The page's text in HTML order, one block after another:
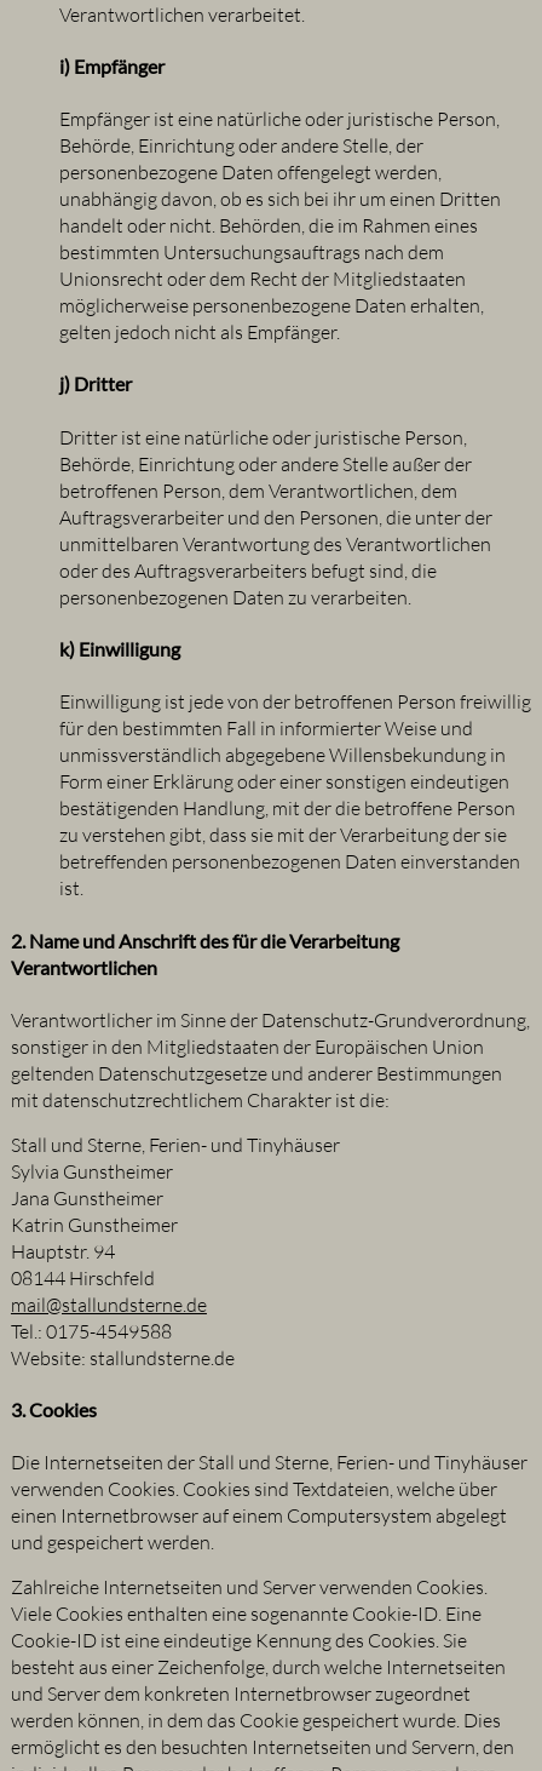
Verantwortlichen verarbeitet.
i) Empfänger
Empfänger ist eine natürliche oder juristische Person,
Behörde, Einrichtung oder andere Stelle, der
personenbezogene Daten offengelegt werden,
unabhängig davon, ob es sich bei ihr um einen Dritten
handelt oder nicht. Behörden, die im Rahmen eines
bestimmten Untersuchungsauftrags nach dem
Unionsrecht oder dem Recht der Mitgliedstaaten
möglicherweise personenbezogene Daten erhalten,
gelten jedoch nicht als Empfänger.
j) Dritter
Dritter ist eine natürliche oder juristische Person,
Behörde, Einrichtung oder andere Stelle außer der
betroffenen Person, dem Verantwortlichen, dem
Auftragsverarbeiter und den Personen, die unter der
unmittelbaren Verantwortung des Verantwortlichen
oder des Auftragsverarbeiters befugt sind, die
personenbezogenen Daten zu verarbeiten.
k) Einwilligung
Einwilligung ist jede von der betroffenen Person freiwillig
für den bestimmten Fall in informierter Weise und
unmissverständlich abgegebene Willensbekundung in
Form einer Erklärung oder einer sonstigen eindeutigen
bestätigenden Handlung, mit der die betroffene Person
zu verstehen gibt, dass sie mit der Verarbeitung der sie
betreffenden personenbezogenen Daten einverstanden
ist.
2. Name und Anschrift des für die Verarbeitung
Verantwortlichen
Verantwortlicher im Sinne der Datenschutz-Grundverordnung,
sonstiger in den Mitgliedstaaten der Europäischen Union
geltenden Datenschutzgesetze und anderer Bestimmungen
mit datenschutzrechtlichem Charakter ist die:
Stall und Sterne, Ferien- und Tinyhäuser
Sylvia Gunstheimer
Jana Gunstheimer
Katrin Gunstheimer
Hauptstr. 94
08144 Hirschfeld
mail@stallundsterne.de
Tel.: 0175-4549588
Website: stallundsterne.de
3. Cookies
Die Internetseiten der Stall und Sterne, Ferien- und Tinyhäuser
verwenden Cookies. Cookies sind Textdateien, welche über
einen Internetbrowser auf einem Computersystem abgelegt
und gespeichert werden.
Zahlreiche Internetseiten und Server verwenden Cookies.
Viele Cookies enthalten eine sogenannte Cookie-ID. Eine
Cookie-ID ist eine eindeutige Kennung des Cookies. Sie
besteht aus einer Zeichenfolge, durch welche Internetseiten
und Server dem konkreten Internetbrowser zugeordnet
werden können, in dem das Cookie gespeichert wurde. Dies
ermöglicht es den besuchten Internetseiten und Servern, den